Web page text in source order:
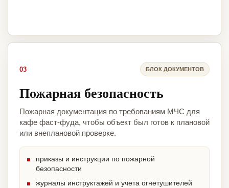
03 БЛОК ДОКУМЕНТОВ
Пожарная безопасность
Пожарная документация по требованиям МЧС для
кафе фаст-фуда, чтобы объект был готов к плановой
или внеплановой проверке.
приказы и инструкции по пожарной
безопасности
журналы инструктажей и учета огнетушителей